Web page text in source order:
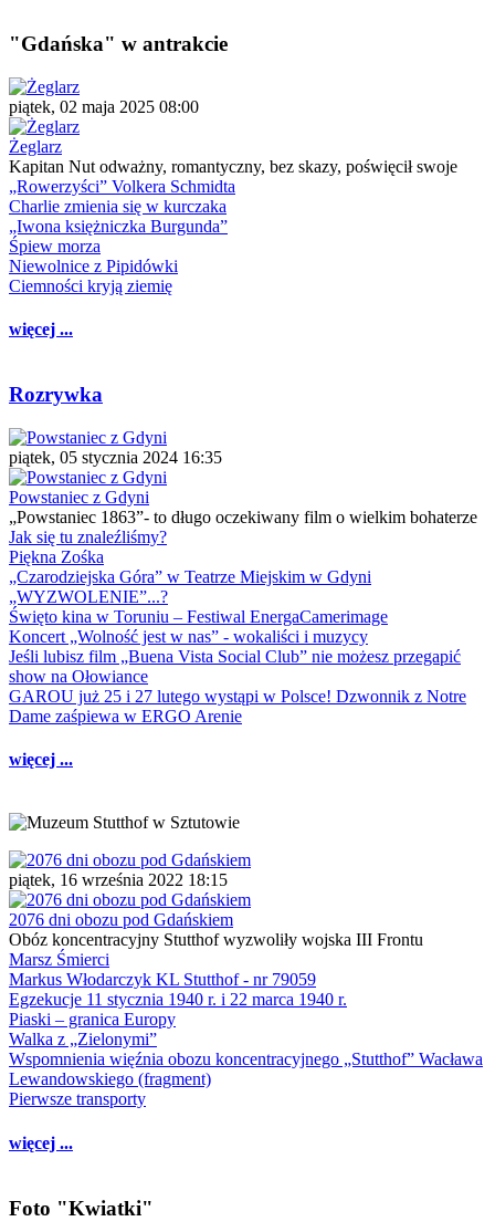
"Gdańska" w antrakcie
piątek, 02 maja 2025 08:00
Żeglarz
Kapitan Nut odważny, romantyczny, bez skazy, poświęcił swoje
„Rowerzyści” Volkera Schmidta
Charlie zmienia się w kurczaka
„Iwona księżniczka Burgunda”
Śpiew morza
Niewolnice z Pipidówki
Ciemności kryją ziemię
więcej ...
Rozrywka
piątek, 05 stycznia 2024 16:35
Powstaniec z Gdyni
„Powstaniec 1863”- to długo oczekiwany film o wielkim bohaterze
Jak się tu znaleźliśmy?
Piękna Zośka
„Czarodziejska Góra” w Teatrze Miejskim w Gdyni
„WYZWOLENIE”...?
Święto kina w Toruniu – Festiwal EnergaCamerimage
Koncert „Wolność jest w nas” - wokaliści i muzycy
Jeśli lubisz film „Buena Vista Social Club” nie możesz przegapić
show na Ołowiance
GAROU już 25 i 27 lutego wystąpi w Polsce! Dzwonnik z Notre
Dame zaśpiewa w ERGO Arenie
więcej ...
piątek, 16 września 2022 18:15
2076 dni obozu pod Gdańskiem
Obóz koncentracyjny Stutthof wyzwoliły wojska III Frontu
Marsz Śmierci
Markus Włodarczyk KL Stutthof - nr 79059
Egzekucje 11 stycznia 1940 r. i 22 marca 1940 r.
Piaski – granica Europy
Walka z „Zielonymi”
Wspomnienia więźnia obozu koncentracyjnego „Stutthof” Wacława
Lewandowskiego (fragment)
Pierwsze transporty
więcej ...
Foto "Kwiatki"